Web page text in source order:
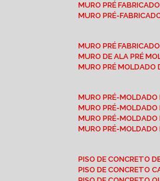
MURO PRÉ
MURO PRÉ-
MURO PRÉ
MURO DE ALA PRÉ
MURO PRÉ
MURO PRÉ-
MURO PRÉ-
MURO PRÉ-
MURO PRÉ-
PISO DE CONCRETO
PISO DE CONCRETO